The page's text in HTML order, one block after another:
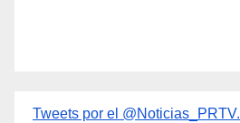
Tweets por el @Noticias_PRTV.